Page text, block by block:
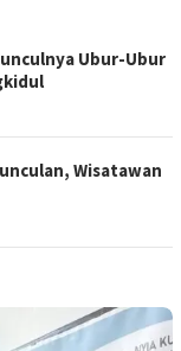
Ubur-Ubur
Wisatawan